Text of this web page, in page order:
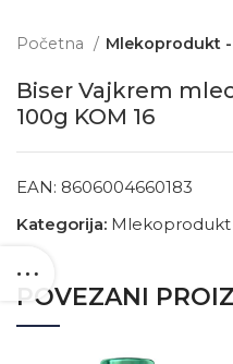
Početna Mlekoprodukt
Biser Vajkrem
100g KOM 16
EAN: 8606004660183
Kategorija: Mlekoprodukt
POVEZANI